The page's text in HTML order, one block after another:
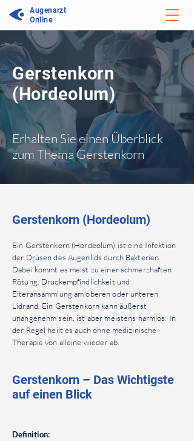
Augenarzt
Online
Gerstenkorn
(Hordeolum)
Erhalten Sie einen Überblick
zum Thema Gerstenkorn
Gerstenkorn (Hordeolum)
Ein Gerstenkorn (Hordeolum) ist eine Infektion
der Drüsen des Augenlids durch Bakterien.
Dabei kommt es meist zu einer schmerzhaften
Rötung, Druckempfindlichkeit und
Eiteransammlung am oberen oder unteren
Lidrand. Ein Gerstenkorn kann äußerst
unangenehm sein, ist aber meistens harmlos. In
der Regel heilt es auch ohne medizinische
Therapie von alleine wieder ab.
Gerstenkorn – Das Wichtigste
auf einen Blick
Definition: